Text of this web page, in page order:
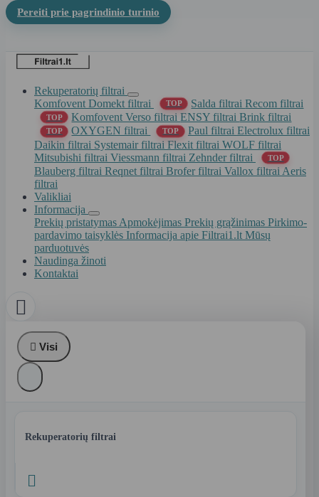
Pereiti prie pagrindinio turinio
Rekuperatorių filtrai
Komfovent Domekt filtrai
TOP Salda filtraiRecom filtrai
TOP Komfovent Verso filtraiENSY filtraiBrink filtrai
TOP OXYGEN filtrai TOP Paul filtrai Electrolux filtrai
Daikin filtrai Systemair filtrai Flexit filtrai WOLF filtrai
Mitsubishi filtrai Viessmann filtrai Zehnder filtrai TOP
Blauberg filtrai Reqnet filtrai Brofer filtrai Vallox filtrai Aeris
filtrai
Valikliai
Informacija
Prekių pristatymas Apmokėjimas Prekių grąžinimas Pirkimo-
pardavimo taisyklės Informacija apie Filtrai1.lt Mūsų
parduotuvės
Naudinga žinoti
Kontaktai

 Visi
Rekuperatorių filtrai
